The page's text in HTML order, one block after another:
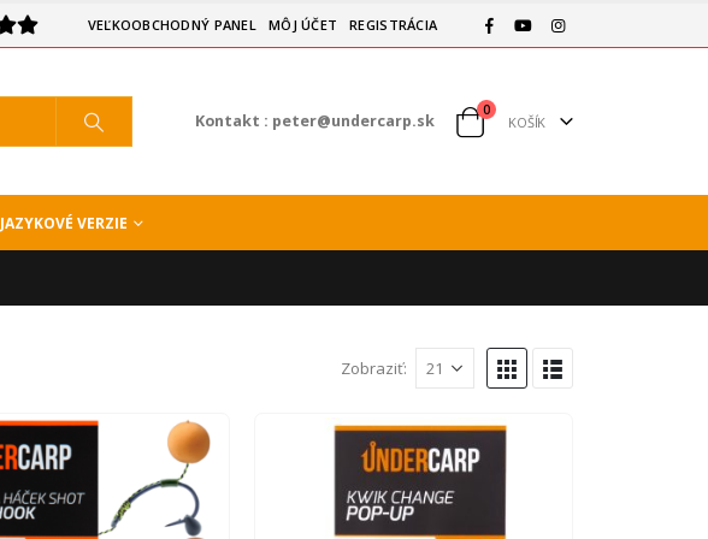
VEĽKOOBCHODNÝ PANEL MÔJ ÚČET REGISTRÁCIA
Kontakt : peter@undercarp.sk
0
KOŠÍK
JAZYKOVÉ VERZIE
Zobraziť: